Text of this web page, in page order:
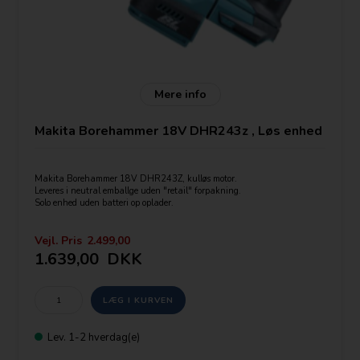
Mere info
Makita Borehammer 18V DHR243z , Løs enhed
Makita Borehammer 18V DHR243Z, kulløs motor.
Leveres i neutral emballge uden "retail" forpakning.
Solo enhed uden batteri op oplader.
SDS-plus værktøjsopsætning.
OBS udskiftelig borepatron
Leveres ud over SDS+ patron med selvspændende borepatron 194079-2
Mulighed for tilslutning af udsugning.
Vejl. Pris 2.499,00
1.639,00 DKK
Lev. 1-2 hverdag(e)